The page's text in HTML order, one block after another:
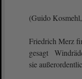
(Guido
Friedrich Merz
gesagt
sie